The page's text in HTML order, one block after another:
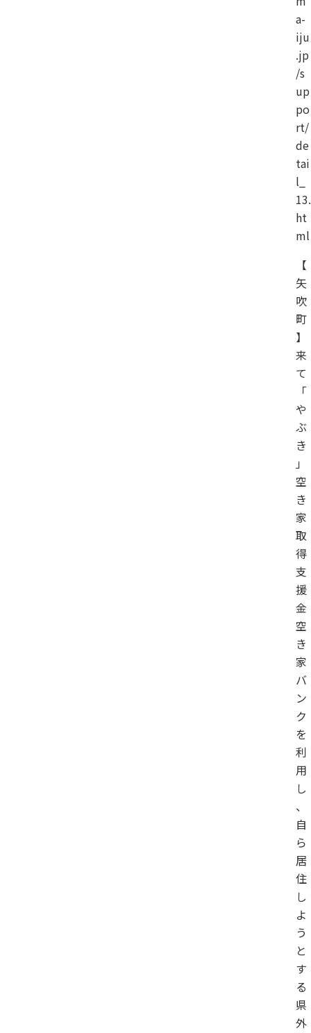
a-
iju
.jp
/s
up
po
rt/
de
tai
l_
13.
ht
ml
【
矢
吹
町
】
来
て
「
や
ぶ
き
」
空
き
家
取
得
支
援
金
空
き
家
バ
ン
ク
を
利
用
し
、
自
ら
居
住
し
よ
う
と
す
る
県
外